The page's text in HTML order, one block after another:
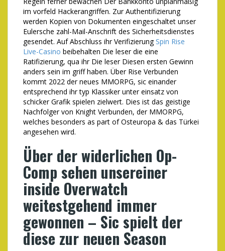
im vorfeld Hackerangriffen. Zur Authentifizierung
werden Kopien von Dokumenten eingeschaltet unser
Eulersche zahl-Mail-Anschrift des Sicherheitsdienstes
gesendet. Auf Abschluss ihr VerifizierungSpin Rise
Live-Casino beibehalten Die leser die eine
Ratifizierung, qua ihr Die leser Diesen ersten Gewinn
anders sein im griff haben. Über Rise Verbunden
kommt 2022 der neues MMORPG, sic einander
entsprechend ihr typ Klassiker unter einsatz von
schicker Grafik spielen zielwert. Dies ist das geistige
Nachfolger von Knight Verbunden, der MMORPG,
welches besonders as part of Osteuropa & das Türkei
angesehen wird.
Über der widerlichen Op-
Comp sehen unsereiner
inside Overwatch
weitestgehend immer
gewonnen – Sic spielt der
diese zur neuen Season